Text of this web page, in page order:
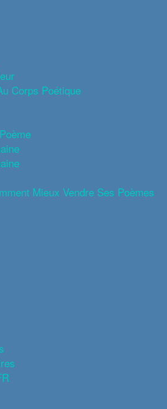
Corps Poétique
Mieux Vendre Ses Poèmes